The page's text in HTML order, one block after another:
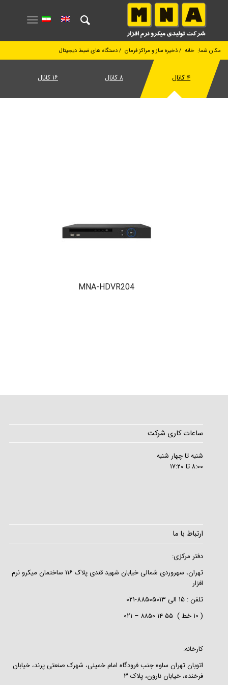
مکان شما: خانه /ذخیره ساز و مراکز فرمان /دستگاه های ضبط دیجیتال
۴ کانال ۸ کانال ۱۶ کانال
MNA-HDVR204
ساعات کاری شرکت
شنبه تا چهار شنبه
۸:۰۰ تا ۱۷:۲۰
ارتباط با ما
دفتر مرکزی:
تهران، سهروردی شمالی خیابان شهید قندی پلاک ۱۱۶ ساختمان میکرو نرم
افزار
تلفن : ۱۵ الی ۸۸۵۰۵۰۱۳-۰۲۱
( ۱۰ خط ) ۵۵ ۱۴ ۸۸۵۰ – ۰۲۱
کارخانه:
اتوبان تهران ساوه جنب فرودگاه امام خمینی، شهرک صنعتی پرند، خیابان
فرخنده، خیابان نارون، پلاک ۳